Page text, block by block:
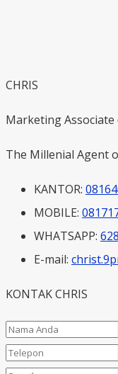
CHRIS
Marketing Associate
The Millenial Agent
KANTOR:
MOBILE:
WHATSAPP:
E-mail:
KONTAK CHRIS